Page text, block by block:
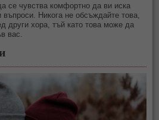
се чувства комфортно да ви иска
въпроси. Никога не обсъждайте това,
други хора, тъй като това може да
вас.